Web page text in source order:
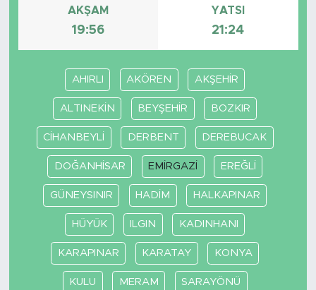
AKŞAM
19:56
YATSI
21:24
AHIRLI AKÖREN AKŞEHİR
ALTINEKİN BEYŞEHİR BOZKIR
CİHANBEYLİ DERBENT DEREBUCAK
DOĞANHİSAR EMİRGAZİ EREĞLİ
GÜNEYSINIR HADİM HALKAPINAR
HÜYÜK ILGIN KADINHANI
KARAPINAR KARATAY KONYA
KULU MERAM SARAYÖNÜ
SPOR
YAŞAM
TARİHTEN GÜNÜMÜZE
TARİH
KADIN
SAĞLIK
SİYASET